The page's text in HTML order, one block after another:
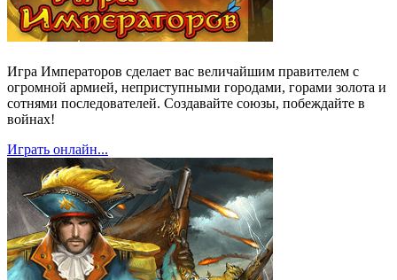
Игра Императоров сделает вас величайшим правителем с
огромной армией, неприступными городами, горами золота и
сотнями последователей. Создавайте союзы, побеждайте в
войнах!
Играть онлайн...